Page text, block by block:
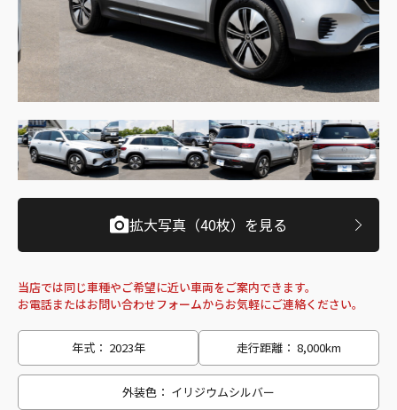
拡大写真（40枚）を見る
当店では同じ車種やご希望に近い車両をご案内できます。
お電話またはお問い合わせフォームからお気軽にご連絡ください。
年式： 2023年 走行距離： 8,000km
外装色： イリジウムシルバー